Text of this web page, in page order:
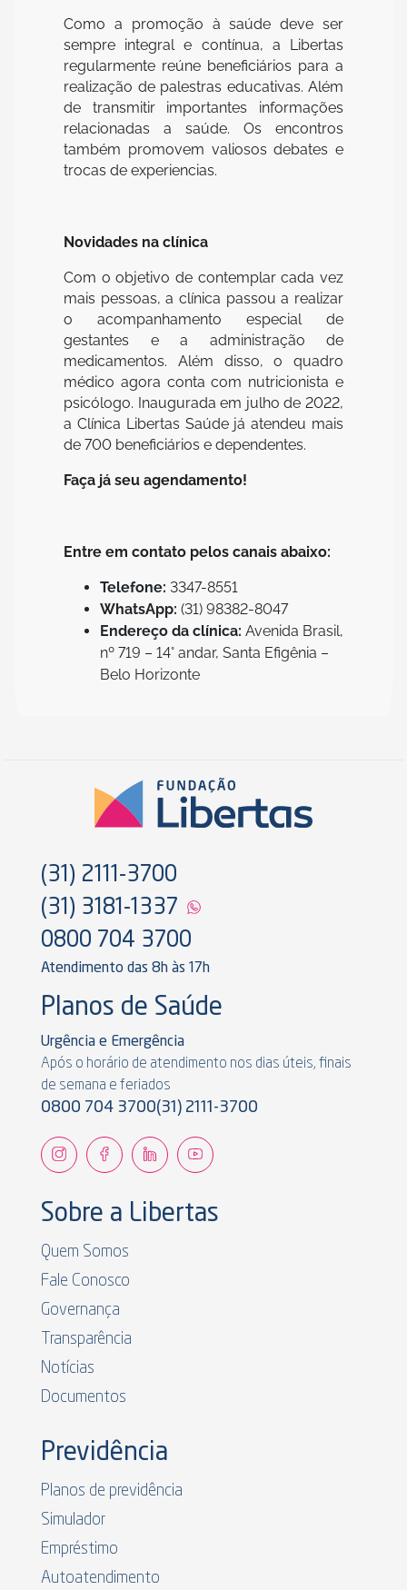
Como a promoção à saúde deve ser
sempre integral e contínua, a Libertas
regularmente reúne beneficiários para a
realização de palestras educativas. Além
de transmitir importantes informações
relacionadas a saúde. Os encontros
também promovem valiosos debates e
trocas de experiencias.
Novidades na clínica
Com o objetivo de contemplar cada vez
mais pessoas, a clínica passou a realizar
o acompanhamento especial de
gestantes e a administração de
medicamentos. Além disso, o quadro
médico agora conta com nutricionista e
psicólogo. Inaugurada em julho de 2022,
a Clínica Libertas Saúde já atendeu mais
de 700 beneficiários e dependentes.
Faça já seu agendamento!
Entre em contato pelos canais abaixo:
Telefone: 3347-8551
WhatsApp: (31) 98382-8047
Endereço da clínica: Avenida Brasil,
nº 719 – 14° andar, Santa Efigênia –
Belo Horizonte
(31) 2111-3700
(31) 3181-1337
0800 704 3700
Atendimento das 8h às 17h
Planos de Saúde
Urgência e Emergência
Após o horário de atendimento nos dias úteis, finais
de semana e feriados
0800 704 3700(31) 2111-3700
Sobre a Libertas
Quem Somos
Fale Conosco
Governança
Transparência
Notícias
Documentos
Previdência
Planos de previdência
Simulador
Empréstimo
Autoatendimento